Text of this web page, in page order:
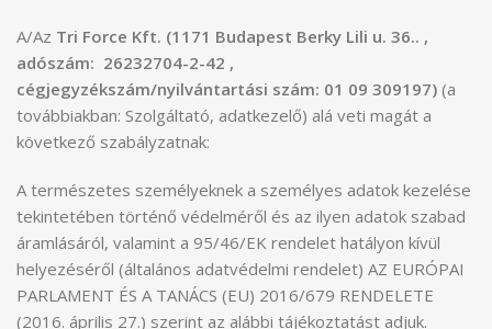
A/Az Tri Force Kft. (1171 Budapest Berky Lili u. 36.. ,
adószám: 26232704-2-42 ,
cégjegyzékszám/nyilvántartási szám: 01 09 309197) (a
továbbiakban: Szolgáltató, adatkezelő) alá veti magát a
következő szabályzatnak:
A természetes személyeknek a személyes adatok kezelése
tekintetében történő védelméről és az ilyen adatok szabad
áramlásáról, valamint a 95/46/EK rendelet hatályon kívül
helyezéséről (általános adatvédelmi rendelet) AZ EURÓPAI
PARLAMENT ÉS A TANÁCS (EU) 2016/679 RENDELETE
(2016. április 27.) szerint az alábbi tájékoztatást adjuk.